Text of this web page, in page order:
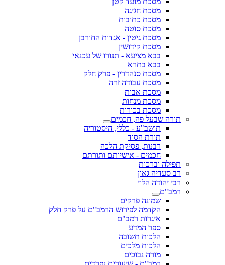
מסכת חגיגה
מסכת כתובות
מסכת סוטה
מסכת גיטין - אגדות החורבן
מסכת קידושין
בבא מציעא - תנורו של עכנאי
בבא בתרא
מסכת סנהדרין - פרק חלק
מסכת עבודה זרה
מסכת אבות
מסכת מנחות
מסכת בכורות
תורה שבעל פה, חכמים
תושב"ע - כללי, היסטוריה
תורת הסוד
רבנות, פסיקת הלכה
חכמים - אישיותם ותורתם
תפילה וברכות
רב סעדיה גאון
רבי יהודה הלוי
רמב"ם
שמונה פרקים
הקדמה לפירוש הרמב"ם על פרק חלק
איגרות רמב"ם
ספר המדע
הלכות תשובה
הלכות מלכים
מורה נבוכים